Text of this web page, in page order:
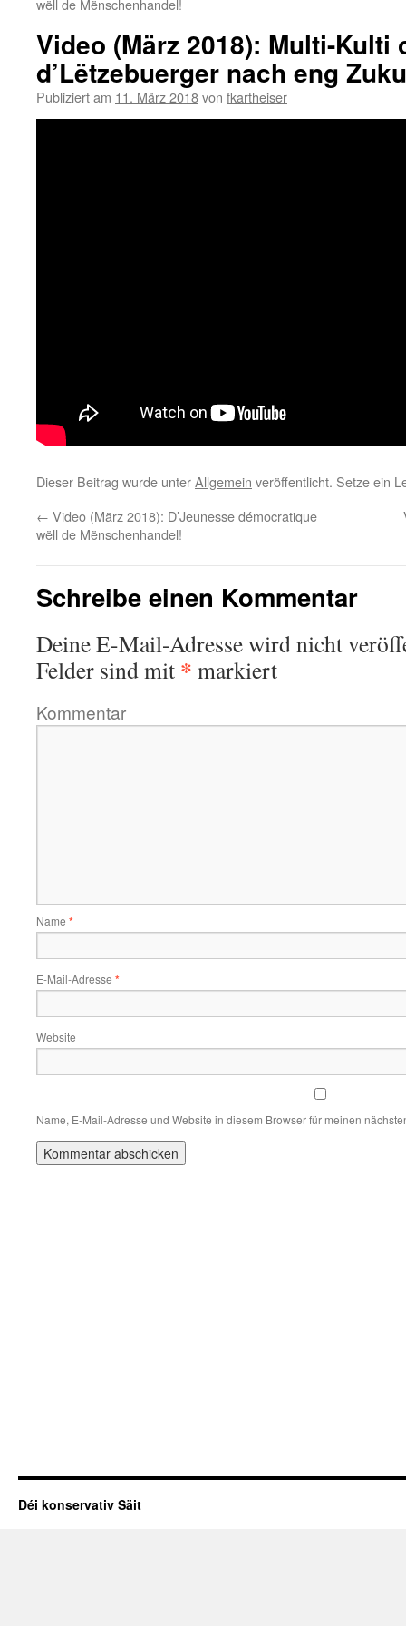
wëll de Mënschenhandel!
Video (März 2018): Multi-Kulti
d’Lëtzebuerger nach eng
Publiziert am 11. März 2018von fkartheiser
Dieser Beitrag wurde unterAllgemein veröffentlicht. Setze ein
← Video (März 2018): D’Jeunesse démocratique
wëll de Mënschenhandel!
Schreibe einen Kommentar
Deine E-Mail-Adresse wird nicht
Felder sind mit * markiert
Kommentar
Name *
E-Mail-Adresse *
Website
Name, E-Mail-Adresse und Website in diesem Browser für meinen
Déi konservativ Säit